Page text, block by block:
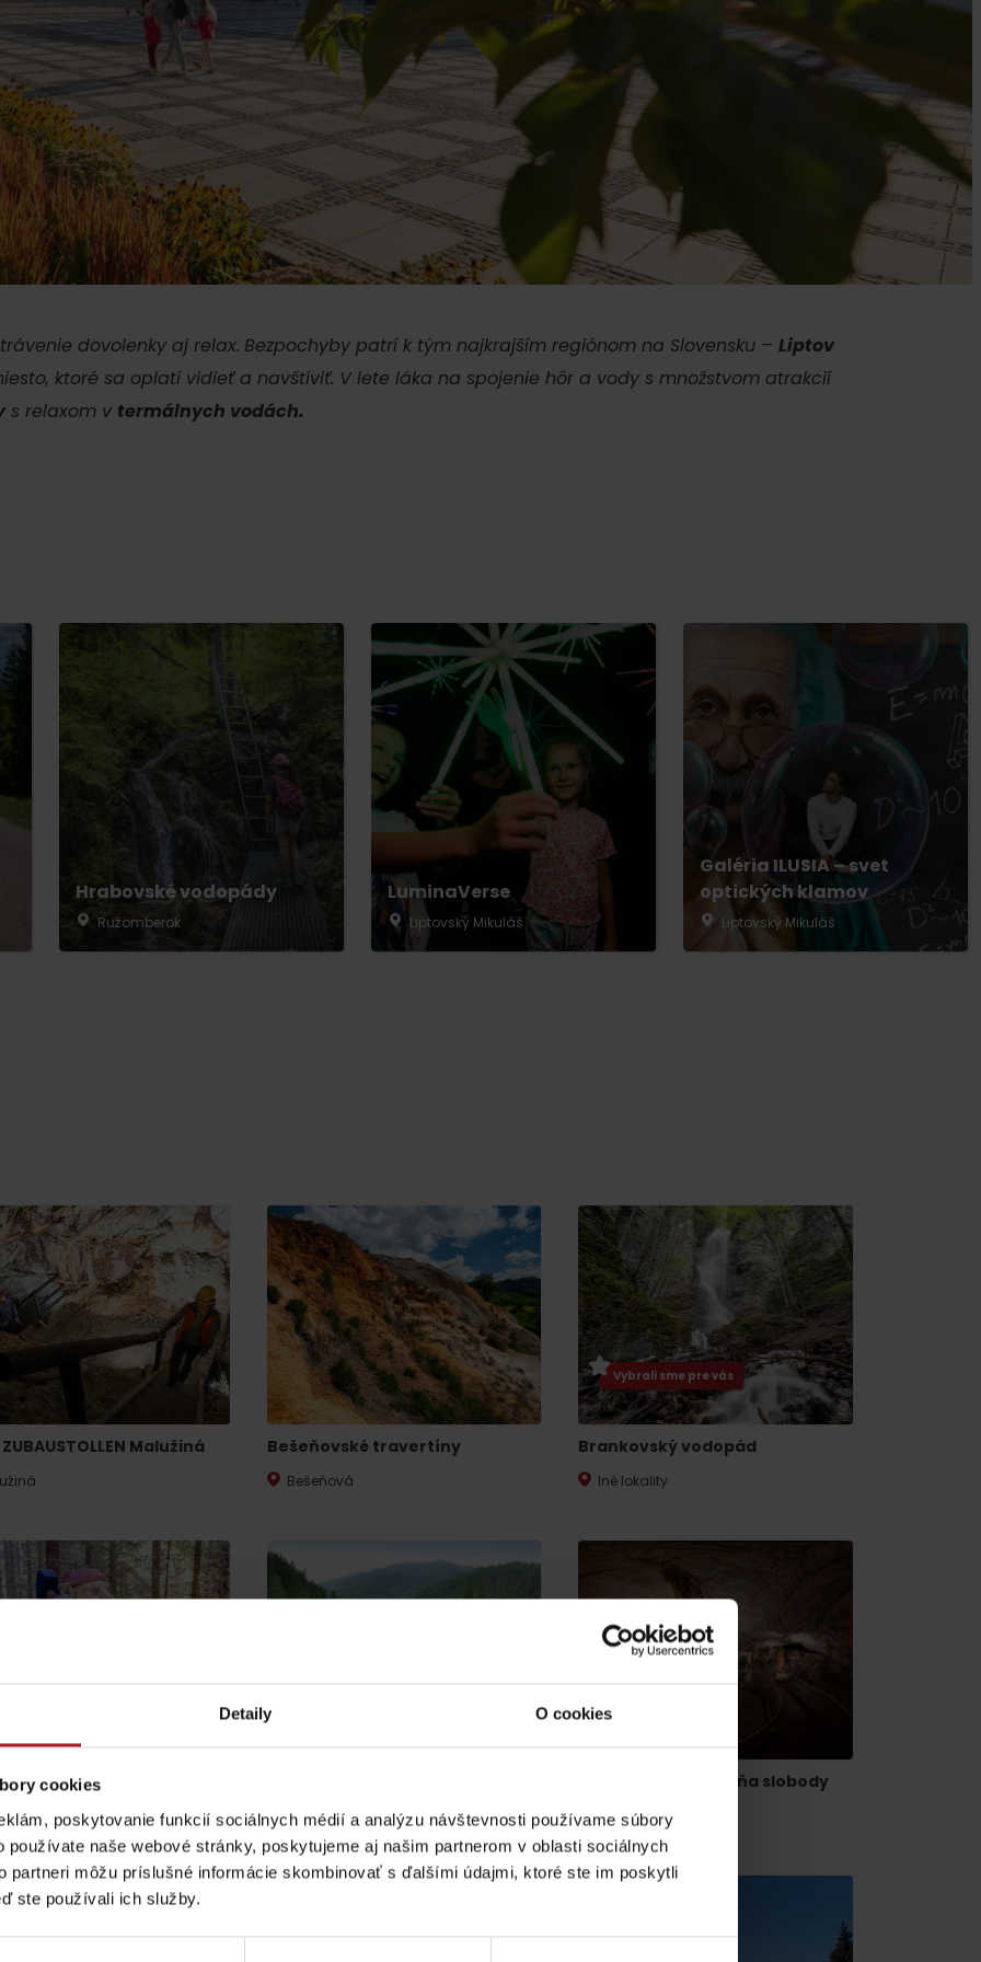
Detaily O cookies
cookies
poskytovanie funkcií sociálnych médií a analýzu návštevnosti používame súbory
používate naše webové stránky, poskytujeme aj našim partnerom v oblasti sociálnych
partneri môžu príslušné informácie skombinovať s ďalšími údajmi, ktoré ste im poskytli
ste používali ich služby.
ZOZNAM INFOCENTIER
Program pre zamestnancov
Konferenčné priestory
Teambuildingy
Voda, sneh a aktivity
Pravidlá pobytu na
horách
Poistenie záchrany
zadarmo s Generali
Lúčanský vodopád Aquapark Tatralandia
22.
Demänovská Dolina
Leto pod Chopkom
PODUJATIA
Zimné športy
Lyžovanie
Skialpinizmus
Bežkovanie
Zimná turistika
Vyber si typ zážitku
Všetky
Wellness a spa
Vodné aktivity
Kde sa nachádza
poklad? Nájdi ho s
Liptov Region Card!
Voda, sneh a aktivity
podľa ročného obdobia
Kde kúpiť Spolupráca
dovolenky aj relax. Bezpochyby patrí k tým najkrajším regiónom na Slovensku – Liptov
ktoré sa oplatí vidieť a navštíviť. V lete láka na spojenie hôr a vody s množstvom atrakcií
s relaxom v termálnych vodách.
Hrabovské vodopády
Ružomberok
LuminaVerse
Liptovský Mikuláš
Galéria ILUSIA – svet
optických klamov
Liptovský Mikuláš
Malužiná Bešeňovské travertíny
Bešeňová
Vybrali sme pre vás
Brankovský vodopád
Iné lokality
trasy na Podbanskom
Ružomberok
Demänovská jaskyňa slobody
Liptovský Mikuláš